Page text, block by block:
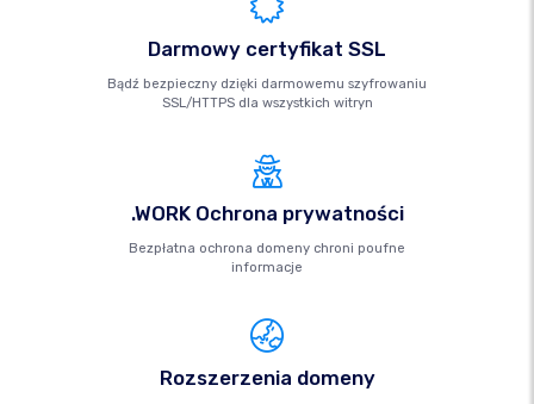
Darmowy certyfikat SSL
Bądź bezpieczny dzięki darmowemu szyfrowaniu
SSL/HTTPS dla wszystkich witryn
.WORK Ochrona prywatności
Bezpłatna ochrona domeny chroni poufne
informacje
Rozszerzenia domeny